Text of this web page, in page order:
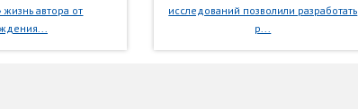
жизнь автора от
исследований позволили разработать
р...